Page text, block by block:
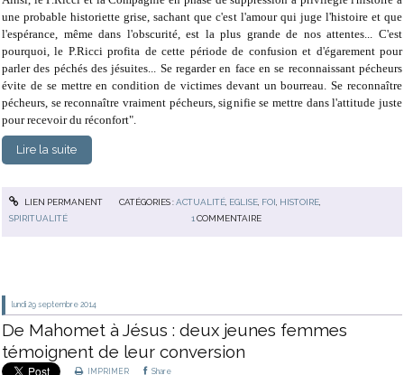
une probable historiette grise, sachant que c'est l'amour qui juge l'histoire et que
l'espérance, même dans l'obscurité, est la plus grande de nos attentes... C'est
pourquoi, le P.Ricci profita de cette période de confusion et d'égarement pour
parler des péchés des jésuites... Se regarder en face en se reconnaissant pécheurs
évite de se mettre en condition de victimes devant un bourreau. Se reconnaître
pécheurs, se reconnaître vraiment pécheurs, signifie se mettre dans l'attitude juste
pour recevoir du réconfort".
Lire la suite
LIEN PERMANENT CATÉGORIES :ACTUALITÉ, EGLISE, FOI HISTOIRE,
SPIRITUALITÉ
1 COMMENTAIRE
lundi 29 septembre 2014
De Mahomet à Jésus : deux jeunes femmes
témoignent de leur conversion
IMPRIMER Share